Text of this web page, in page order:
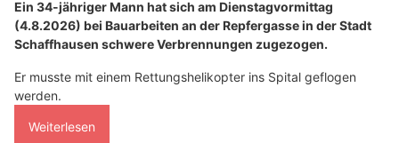
Ein 34-jähriger Mann hat sich am Dienstagvormittag
(4.8.2026) bei Bauarbeiten an der Repfergasse in der Stadt
Schaffhausen schwere Verbrennungen zugezogen.
Er musste mit einem Rettungshelikopter ins Spital geflogen
werden.
Weiterlesen